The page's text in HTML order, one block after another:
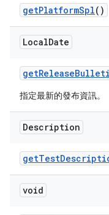
getPlatformSpl()
LocalDate
getRelease
指定最新的發布資訊。
Description
getTest
void